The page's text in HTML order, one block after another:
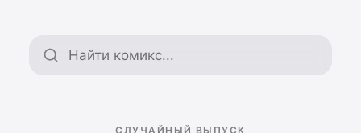
Поиск по архиву
СЛУЧАЙНЫЙ ВЫПУСК